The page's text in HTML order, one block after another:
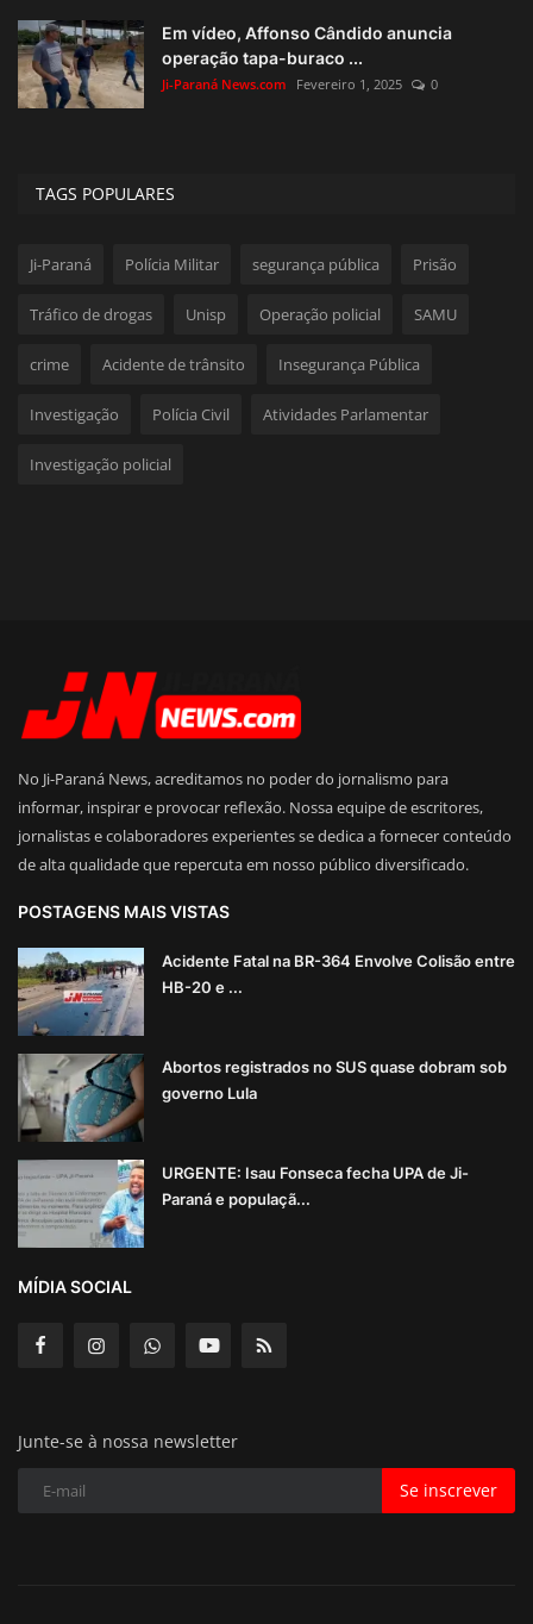
Em vídeo, Affonso Cândido anuncia
operação tapa-buraco ...
Ji-Paraná News.com Fevereiro 1, 2025 0
TAGS POPULARES
Ji-Paraná Polícia Militar segurança pública Prisão
Tráfico de drogas Unisp Operação policial SAMU
crime Acidente de trânsito Insegurança Pública
Investigação Polícia Civil Atividades Parlamentar
Investigação policial
No Ji-Paraná News, acreditamos no poder do jornalismo para
informar, inspirar e provocar reflexão. Nossa equipe de escritores,
jornalistas e colaboradores experientes se dedica a fornecer conteúdo
de alta qualidade que repercuta em nosso público diversificado.
POSTAGENS MAIS VISTAS
Acidente Fatal na BR-364 Envolve Colisão entre
HB-20 e ...
Abortos registrados no SUS quase dobram sob
governo Lula
URGENTE: Isau Fonseca fecha UPA de Ji-
Paraná e populaçã...
MÍDIA SOCIAL
Junte-se à nossa newsletter
Se inscrever